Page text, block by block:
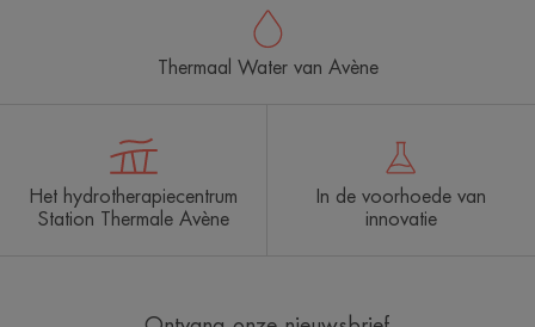
Thermaal Water van Avène
Het hydrotherapiecentrum
Station Thermale Avène
In de voorhoede van
innovatie